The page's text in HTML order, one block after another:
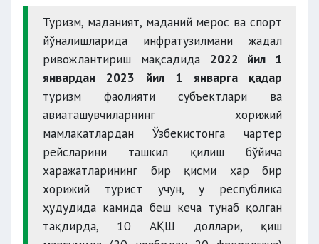
Туризм, маданият, маданий мерос ва спорт
йўналишларида инфратузилмани жадал
ривожлантириш мақсадида 2022 йил 1
январдан 2023 йил 1 январга қадар
туризм фаолияти субъектлари ва
авиаташувчиларнинг хорижий
мамлакатлардан Ўзбекистонга чартер
рейсларини ташкил қилиш бўйича
харажатларининг бир қисми ҳар бир
хорижий турист учун, у республика
ҳудудида камида беш кеча тунаб қолган
тақдирда, 10 АҚШ доллари, қиш